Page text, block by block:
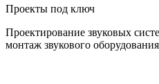
Проекты под ключ
Проектирование звуковых
монтаж звукового оборудования